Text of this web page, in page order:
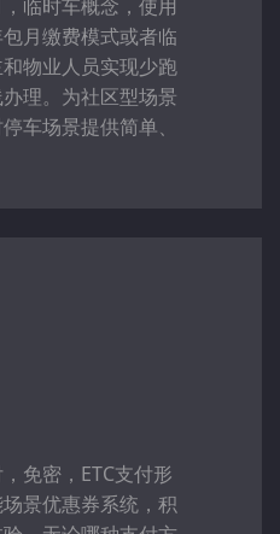
临时车概念，使用
月缴费模式或者临
物业人员实现少跑
理。为社区型场景
车场景提供简单、
免密，ETC支付形
景优惠券系统，积